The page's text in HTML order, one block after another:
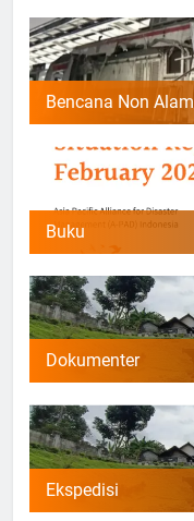
Bencana Non Alam
Buku
Dokumenter
Ekspedisi